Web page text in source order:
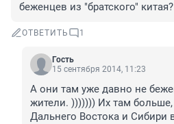
беженцев из "братского" китая?
ОТВЕТИТЬ 1
Гость
15 сентября 2014, 11:23
А они там уже давно не
жители. ))))))) Их там
Дальнего Востока и Сибири